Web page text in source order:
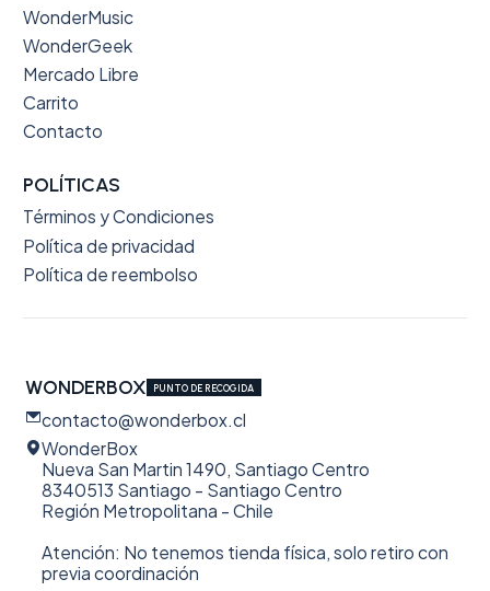
WonderMusic
WonderGeek
Mercado Libre
Carrito
Contacto
POLÍTICAS
Términos y Condiciones
Política de privacidad
Política de reembolso
WONDERBOX PUNTO DE RECOGIDA
contacto@wonderbox.cl
WonderBox
Nueva San Martin 1490, Santiago Centro
8340513 Santiago - Santiago Centro
Región Metropolitana - Chile
Atención: No tenemos tienda física, solo retiro con
previa coordinación